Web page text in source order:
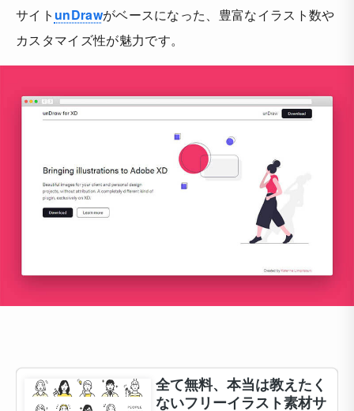
サイト unDrawがベースになった、豊富なイラスト数や
カスタマイズ性が魅力です。